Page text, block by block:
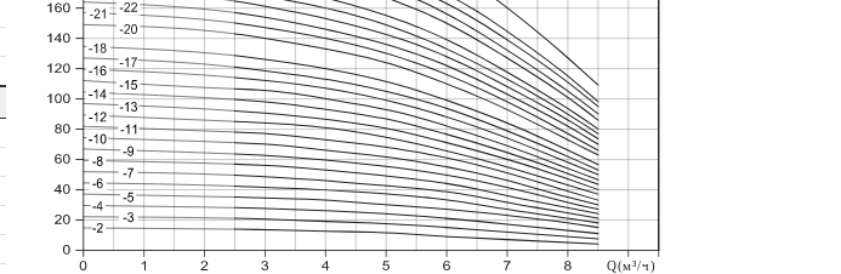
Q (м³/ч)